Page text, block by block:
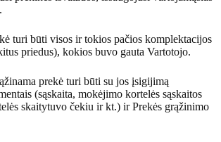
turi būti visos ir tokios pačios komplektacijos
priedus), kokios buvo gauta Vartotojo.
prekė turi būti su jos įsigijimą
(sąskaita, mokėjimo kortelės sąskaitos
skaitytuvo čekiu ir kt.) ir Prekės grąžinimo